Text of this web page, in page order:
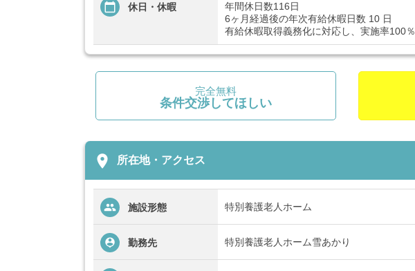
休日・休暇
年間休日数116日
6ヶ月経過後の年次有給休暇日数 10 日
有給休暇取得義務化に対応し、実施率100％
完全無料
条件交渉してほしい
place 所在地・アクセス
施設形態 特別養護老人ホーム
勤務先 特別養護老人ホーム雪あかり